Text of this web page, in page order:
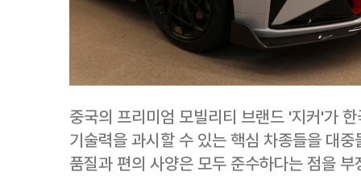
중국의 프리미엄 모빌리티 브랜드 '지커'가
기술력을 과시할 수 있는 핵심 차종들을 대
품질과 편의 사양은 모두 준수하다는 점을